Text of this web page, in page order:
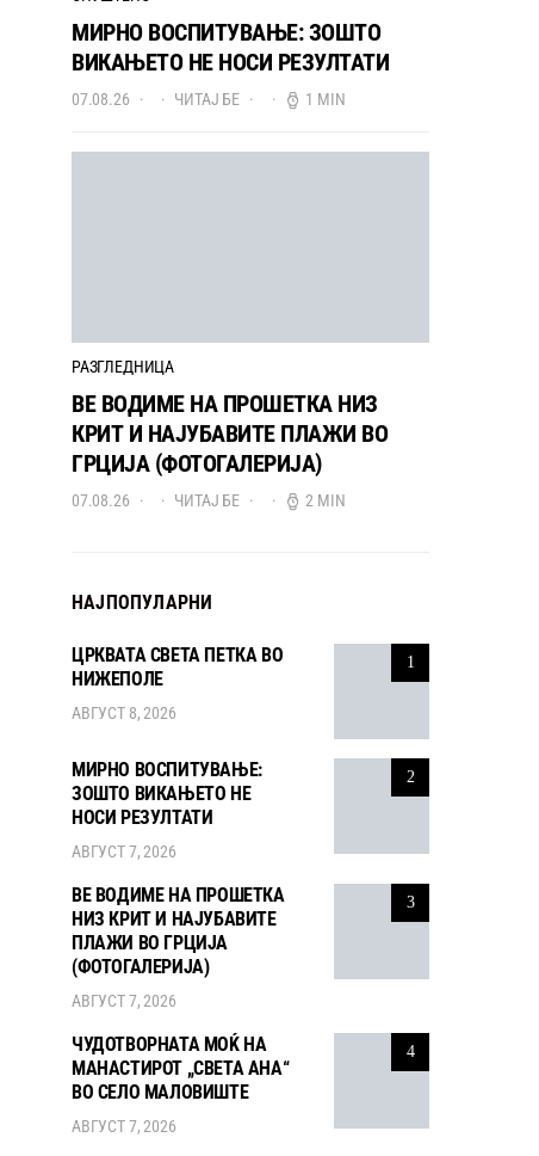
МИРНО ВОСПИТУВАЊЕ: ЗОШТО
ВИКАЊЕТО НЕ НОСИ РЕЗУЛТАТИ
07.08.26 ЧИТАЈ БЕ 1 MIN
РАЗГЛЕДНИЦА
ВЕ ВОДИМЕ НА ПРОШЕТКА НИЗ
КРИТ И НАЈУБАВИТЕ ПЛАЖИ ВО
ГРЦИЈА (ФОТОГАЛЕРИЈА)
07.08.26 ЧИТАЈ БЕ 2 MIN
НАЈПОПУЛАРНИ
1
ЦРКВАТА СВЕТА ПЕТКА ВО
НИЖЕПОЛЕ
АВГУСТ 8, 2026
2
МИРНО ВОСПИТУВАЊЕ:
ЗОШТО ВИКАЊЕТО НЕ
НОСИ РЕЗУЛТАТИ
АВГУСТ 7, 2026
3
ВЕ ВОДИМЕ НА ПРОШЕТКА
НИЗ КРИТ И НАЈУБАВИТЕ
ПЛАЖИ ВО ГРЦИЈА
(ФОТОГАЛЕРИЈА)
АВГУСТ 7, 2026
4
ЧУДОТВОРНАТА МОЌ НА
МАНАСТИРОТ „СВЕТА АНА“
ВО СЕЛО МАЛОВИШТЕ
АВГУСТ 7, 2026